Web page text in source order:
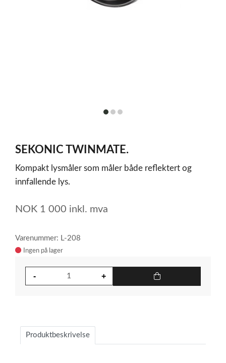
itemitemitem
of
3
SEKONIC TWINMATE.
Kompakt lysmåler som måler både reflektert og
innfallende lys.
NOK 1 000 inkl. mva
Varenummer: L-208
Ingen på lager
Produktbeskrivelse